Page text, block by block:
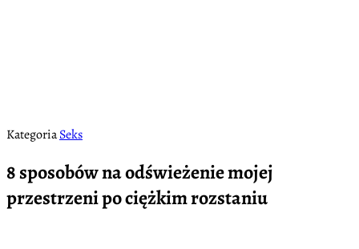
KategoriaSeks
8 sposobów na odświeżenie mojej
przestrzeni po ciężkim rozstaniu